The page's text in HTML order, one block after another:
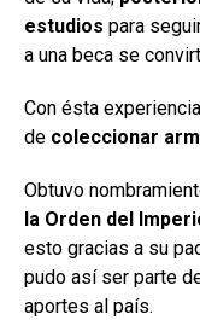
estudios para
a una beca se
Con ésta
de coleccionar
Obtuvo
la Orden del
esto gracias a su
pudo así ser parte
aportes al país.